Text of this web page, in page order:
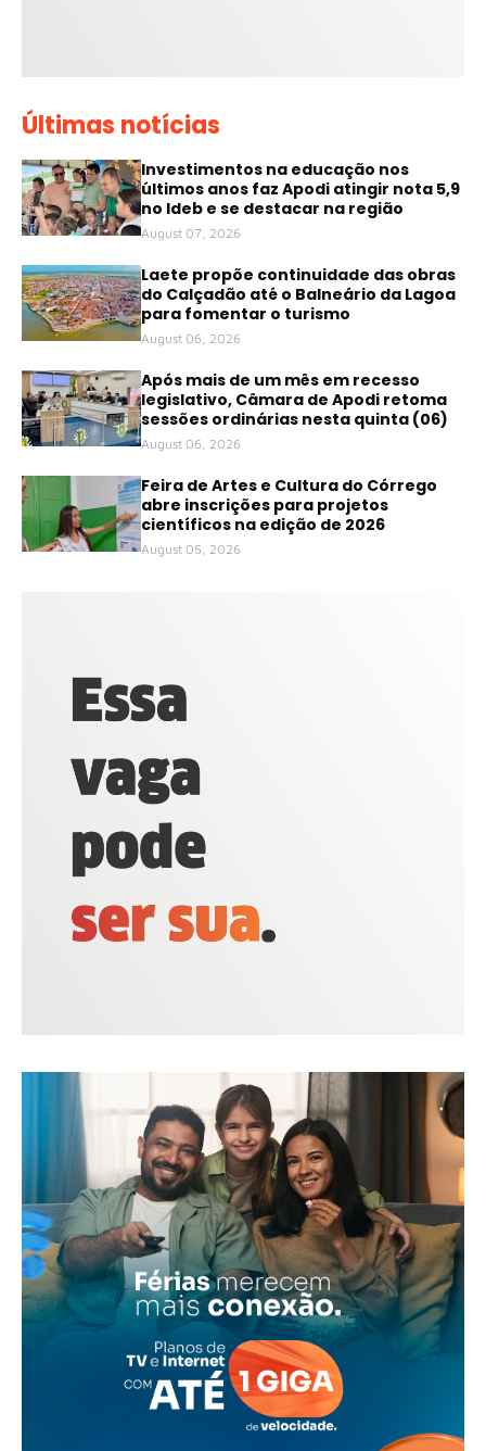
Últimas notícias
Investimentos na educação nos
últimos anos faz Apodi atingir nota 5,9
no Ideb e se destacar na região
August 07, 2026
Laete propõe continuidade das obras
do Calçadão até o Balneário da Lagoa
para fomentar o turismo
August 06, 2026
Após mais de um mês em recesso
legislativo, Câmara de Apodi retoma
sessões ordinárias nesta quinta (06)
August 06, 2026
Feira de Artes e Cultura do Córrego
abre inscrições para projetos
científicos na edição de 2026
August 05, 2026